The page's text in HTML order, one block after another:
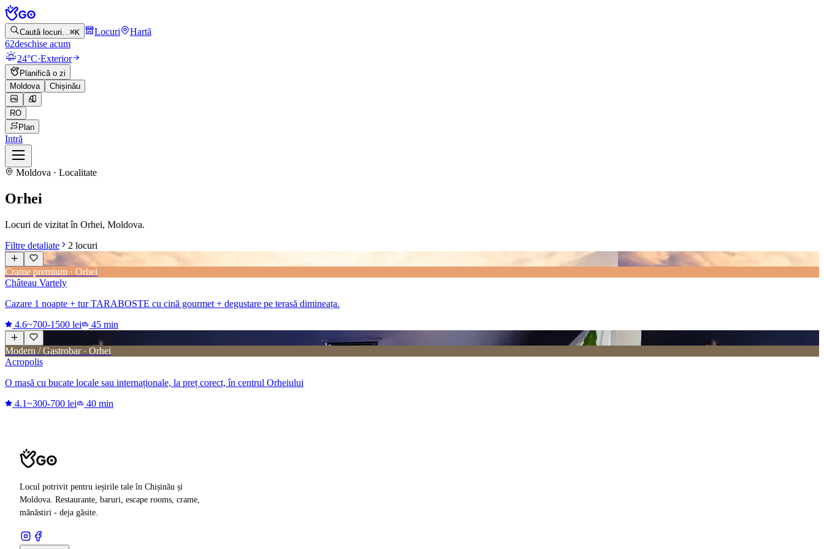
Caută locuri…⌘K Locuri
Hartă
62deschise acum
24°C·Exterior
Planifică o zi
Moldova
Chișinău
RO
Plan
Intră
Moldova · Localitate
Orhei
Locuri de vizitat în Orhei, Moldova.
Filtre detaliate
2 locuri
Crame premium · Orhei
Château Vartely
Cazare 1 noapte + tur TARABOSTE cu cină gourmet + degustare pe terasă dimineața.
4.6~700-1500 lei 45 min
Modern / Gastrobar · Orhei
Acropolis
O masă cu bucate locale sau internaționale, la preț corect, în centrul Orheiului
4.1~300-700 lei 40 min
Locul potrivit pentru ieșirile tale în Chișinău și
Moldova. Restaurante, baruri, escape rooms, crame,
mănăstiri - deja găsite.